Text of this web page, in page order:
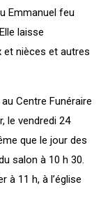
Emmanuel feu
laisse
et nièces et autres
Centre Funéraire
le vendredi 24
que le jour des
salon à 10 h 30.
à 11 h, à l’église